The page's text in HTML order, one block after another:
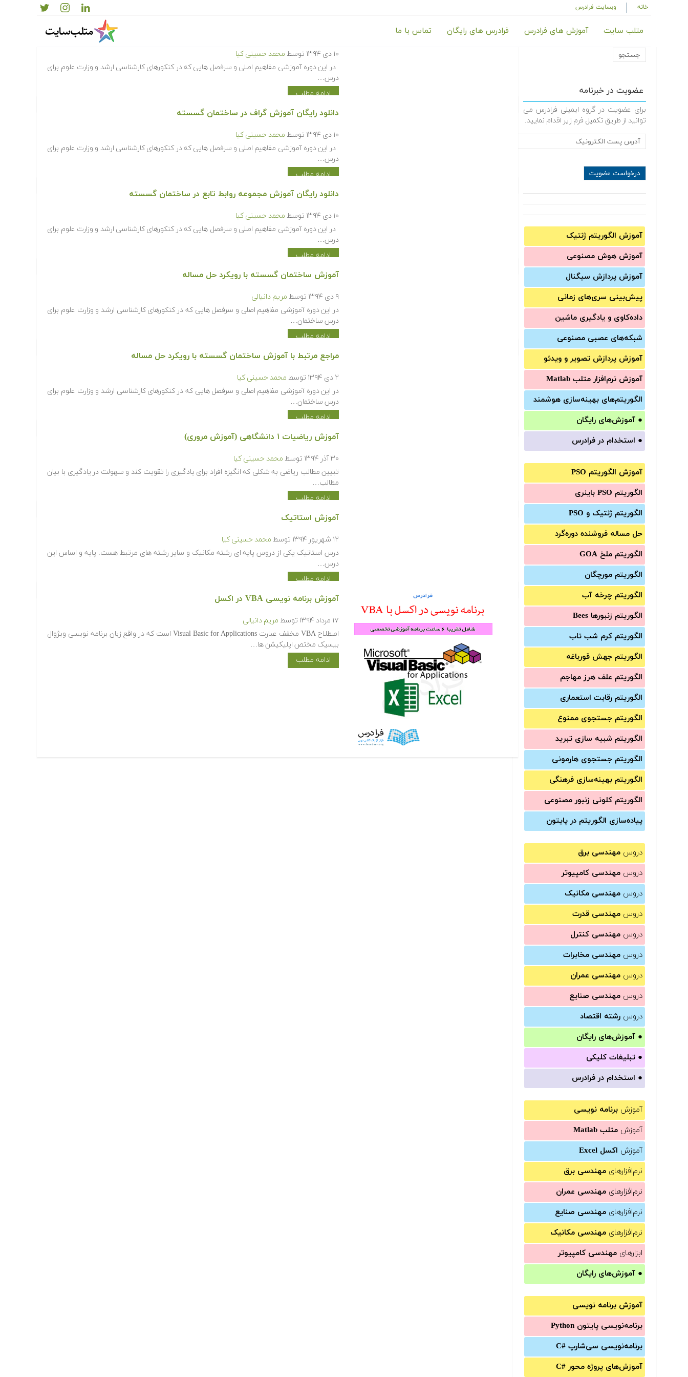
خانه وبسایت فرادرس
متلب سایت آموزش های فرادرس فرادرس های رایگان تماس با ما
عضویت در خبرنامه
برای عضویت در گروه ایمیلی فرادرس می
توانید از طریق تکمیل فرم زیر اقدام نمایید.
آموزش الگوریتم ژنتیک
آموزش‌ هوش مصنوعی
آموزش‌ پردازش سیگنال
پیش‌‌بینی سری‌‌های زمانی
داده‌کاوی و یادگیری ماشین
شبکه‌های عصبی مصنوعی
آموزش‌ پردازش تصویر و ویدئو
آموزش‌ نرم‌افزار متلب Matlab
الگوریتم‌های بهینه‌سازی هوشمند
● آموزش‌های رایگان
● استخدام در فرادرس
آموزش الگوریتم PSO
الگوریتم PSO باینری
الگوریتم ژنتیک و PSO
حل مساله فروشنده دوره‌گرد
الگوریتم ملخ GOA
الگوریتم مورچگان
الگوریتم چرخه آب
الگوریتم زنبورها Bees
الگوریتم کرم شب تاب
الگوریتم جهش قورباغه
الگوریتم علف هرز مهاجم
الگوریتم رقابت استعماری
الگوریتم جستجوی ممنوع
الگوریتم شبیه سازی تبرید
الگوریتم جستجوی هارمونی
الگوریتم بهینه‌سازی فرهنگی
الگوریتم کلونی زنبور مصنوعی
پیاده‌سازی الگوریتم در پایتون
دروس مهندسی برق
دروس مهندسی کامپیوتر
دروس مهندسی مکانیک
دروس مهندسی قدرت
دروس مهندسی کنترل
دروس مهندسی مخابرات
دروس مهندسی عمران
دروس مهندسی صنایع
دروس رشته اقتصاد
● آموزش‌های رایگان
● تبلیغات کلیکی
● استخدام در فرادرس
آموزش برنامه نویسی
آموزش متلب Matlab
آموزش اکسل Excel
نرم‌افزارهای مهندسی برق
نرم‌افزارهای مهندسی عمران
نرم‌افزارهای مهندسی صنایع
نرم‌افزارهای مهندسی مکانیک
ابزارهای مهندسی کامپیوتر
● آموزش‌های رایگان
آموزش برنامه نویسی
برنامه‌نویسی پایتون Python
برنامه‌‌نویسی سی‌شارپ C#‎
آموزش‌های پروژه محور #C
۱۰ دی ۱۳۹۴ توسط محمد حسینی کیا
در این دوره آموزشی مفاهیم اصلی و سرفصل هایی که در کنکورهای کارشناسی ارشد و وزارت علوم برای
درس…
ادامه مطلب
دانلود رایگان آموزش گراف در ساختمان گسسته
۱۰ دی ۱۳۹۴ توسط محمد حسینی کیا
در این دوره آموزشی مفاهیم اصلی و سرفصل هایی که در کنکورهای کارشناسی ارشد و وزارت علوم برای
درس…
ادامه مطلب
دانلود رایگان آموزش مجموعه روابط تابع در ساختمان گسسته
۱۰ دی ۱۳۹۴ توسط محمد حسینی کیا
در این دوره آموزشی مفاهیم اصلی و سرفصل هایی که در کنکورهای کارشناسی ارشد و وزارت علوم برای
درس…
ادامه مطلب
آموزش ساختمان گسسته با رویکرد حل مساله
۹ دی ۱۳۹۴ توسط مریم دانیالی
در این دوره آموزشی مفاهیم اصلی و سرفصل هایی که در کنکورهای کارشناسی ارشد و وزارت علوم برای
درس ساختمان…
ادامه مطلب
مراجع مرتبط با آموزش ساختمان گسسته با رویکرد حل مساله
۲ دی ۱۳۹۴ توسط محمد حسینی کیا
در این دوره آموزشی مفاهیم اصلی و سرفصل هایی که در کنکورهای کارشناسی ارشد و وزارت علوم برای
درس ساختمان…
ادامه مطلب
آموزش ریاضیات ۱ دانشگاهی (آموزش مروری)
۳۰ آذر ۱۳۹۴ توسط محمد حسینی کیا
تبیین مطالب ریاضی به شکلی که انگیزه افراد برای یادگیری را تقویت کند و سهولت در یادگیری با بیان
مطالب…
ادامه مطلب
آموزش استاتیک
۱۲ شهریور ۱۳۹۴ توسط محمد حسینی کیا
درس استاتیک یکی از دروس پایه ای رشته مکانیک و سایر رشته های مرتبط هست. پایه و اساس این
درس…
ادامه مطلب
آموزش برنامه نویسی VBA در اکسل
۱۷ مرداد ۱۳۹۴ توسط مریم دانیالی
اصطلاح VBA مخفف عبارت Visual Basic for Applications است که در واقع زبان برنامه نویسی ویژوال
بیسیک مختص اپلیکیشن ها…
ادامه مطلب